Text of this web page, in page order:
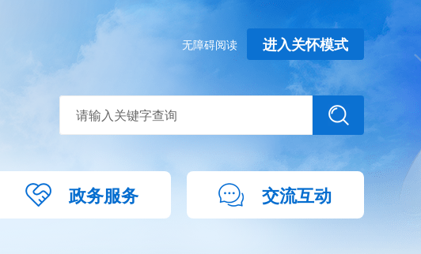
无障碍阅读 进入关怀模式
政务服务 交流互动